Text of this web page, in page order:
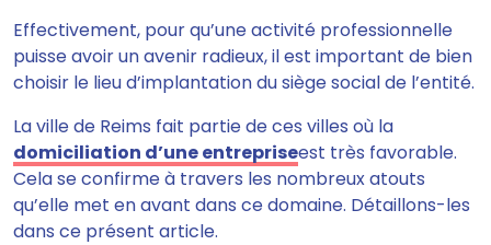
Effectivement, pour qu’une activité professionnelle
puisse avoir un avenir radieux, il est important de bien
choisir le lieu d’implantation du siège social de l’entité.
La ville de Reims fait partie de ces villes où la
domiciliation d’une entrepriseest très favorable.
Cela se confirme à travers les nombreux atouts
qu’elle met en avant dans ce domaine. Détaillons-les
dans ce présent article.